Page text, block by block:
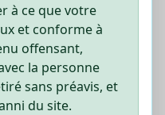
à ce que votre
et conforme à
offensant,
la personne
sans préavis, et
du site.